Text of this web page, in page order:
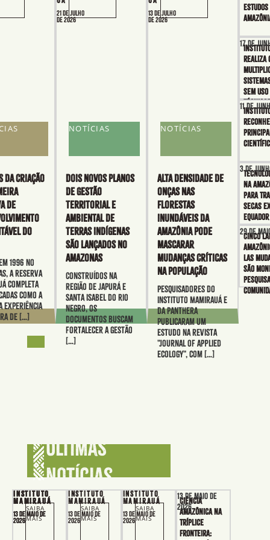
da criação
de
do
1996 no
a Reserva
completa
como a
experiência
de […]
NOTÍCIAS
Dois novos Planos
de Gestão
Territorial e
Ambiental de
Terras Indígenas
são lançados no
Amazonas
Construídos na
região de Japurá e
Santa Isabel do Rio
Negro, os
documentos buscam
fortalecer a gestão
[…]
21 de julho
de 2026
NOTÍCIAS
Alta densidade de
onças nas
florestas
inundáveis da
Amazônia pode
mascarar
mudanças críticas
na população
Pesquisadores do
Instituto Mamirauá e
da Panthera
publicaram um
estudo na revista
"Journal of Applied
Ecology", com […]
13 de julho
de 2026
realiza
sem
17 de
11 de
na
para
secas
Equador
3 de
Cinco
las
são
29 de
Últimas
notícias
SAIBA
MAIS
Instituto
Mamirauá
13 de maio de
2026
Instituto
Mamirauá
13 de maio de
2026
Instituto
Mamirauá
13 de maio de
2026
SAIBA
MAIS
Instituto
Mamirauá
13 de maio de
2026
SAIBA
MAIS
Ciência
amazônica na
tríplice
fronteira:
13 de maio de
2026